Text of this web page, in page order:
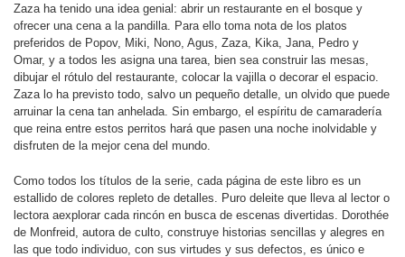
Zaza ha tenido una idea genial: abrir un restaurante en el bosque y
ofrecer una cena a la pandilla. Para ello toma nota de los platos
preferidos de Popov, Miki, Nono, Agus, Zaza, Kika, Jana, Pedro y
Omar, y a todos les asigna una tarea, bien sea construir las mesas,
dibujar el rótulo del restaurante, colocar la vajilla o decorar el espacio.
Zaza lo ha previsto todo, salvo un pequeño detalle, un olvido que puede
arruinar la cena tan anhelada. Sin embargo, el espíritu de camaradería
que reina entre estos perritos hará que pasen una noche inolvidable y
disfruten de la mejor cena del mundo.
Como todos los títulos de la serie, cada página de este libro es un
estallido de colores repleto de detalles. Puro deleite que lleva al lector o
lectora aexplorar cada rincón en busca de escenas divertidas. Dorothée
de Monfreid, autora de culto, construye historias sencillas y alegres en
las que todo individuo, con sus virtudes y sus defectos, es único e